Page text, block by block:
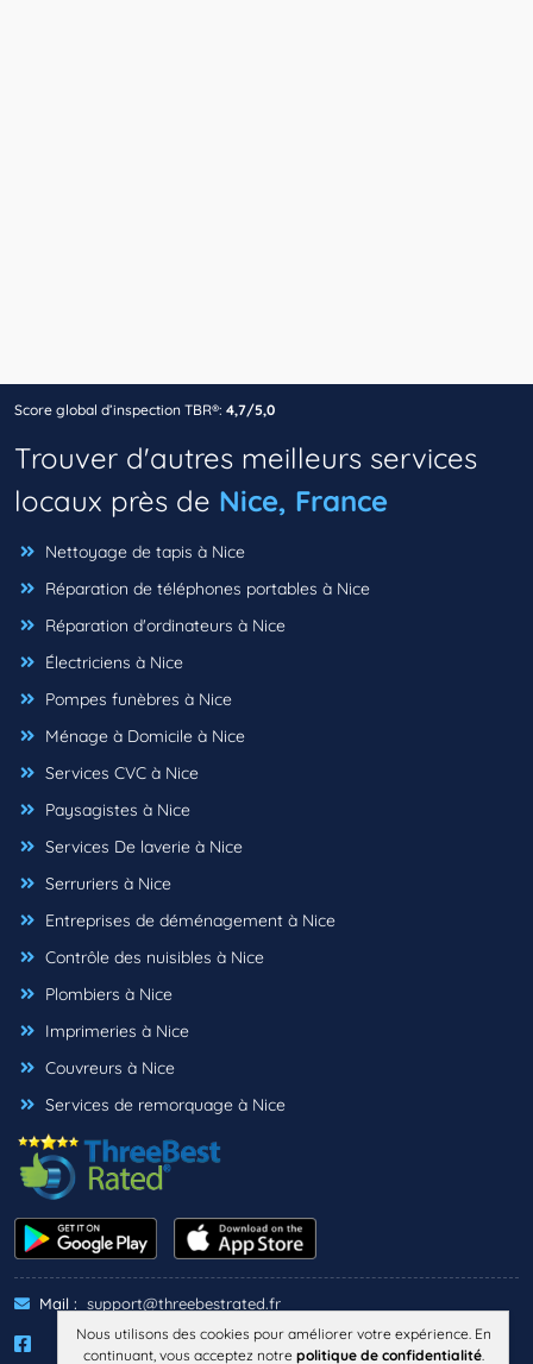
Score global d’inspection TBR®: 4,7/5,0
Trouver d'autres meilleurs services
locaux près de Nice, France
Nettoyage de tapis à Nice
Réparation de téléphones portables à Nice
Réparation d'ordinateurs à Nice
Électriciens à Nice
Pompes funèbres à Nice
Ménage à Domicile à Nice
Services CVC à Nice
Paysagistes à Nice
Services De laverie à Nice
Serruriers à Nice
Entreprises de déménagement à Nice
Contrôle des nuisibles à Nice
Plombiers à Nice
Imprimeries à Nice
Couvreurs à Nice
Services de remorquage à Nice
Mail : support@threebestrated.fr
Nous utilisons des cookies pour améliorer votre expérience. En
continuant, vous acceptez notre politique de confidentialité.